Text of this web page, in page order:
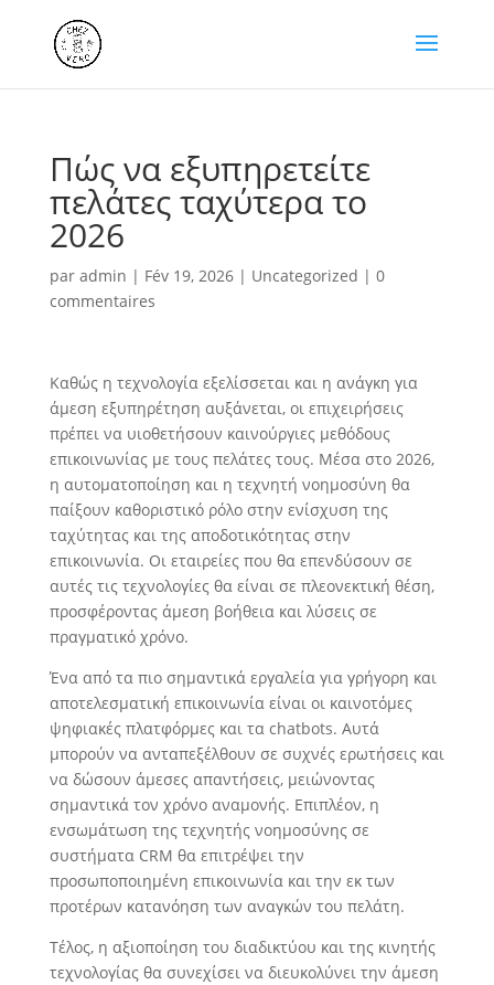
Πώς να εξυπηρετείτε
πελάτες ταχύτερα το
2026
par admin | Fév 19, 2026| Uncategorized | 0
commentaires
Καθώς η τεχνολογία εξελίσσεται και η ανάγκη για
άμεση εξυπηρέτηση αυξάνεται, οι επιχειρήσεις
πρέπει να υιοθετήσουν καινούργιες μεθόδους
επικοινωνίας με τους πελάτες τους. Μέσα στο 2026,
η αυτοματοποίηση και η τεχνητή νοημοσύνη θα
παίξουν καθοριστικό ρόλο στην ενίσχυση της
ταχύτητας και της αποδοτικότητας στην
επικοινωνία. Οι εταιρείες που θα επενδύσουν σε
αυτές τις τεχνολογίες θα είναι σε πλεονεκτική θέση,
προσφέροντας άμεση βοήθεια και λύσεις σε
πραγματικό χρόνο.
Ένα από τα πιο σημαντικά εργαλεία για γρήγορη και
αποτελεσματική επικοινωνία είναι οι καινοτόμες
ψηφιακές πλατφόρμες και τα chatbots. Αυτά
μπορούν να ανταπεξέλθουν σε συχνές ερωτήσεις και
να δώσουν άμεσες απαντήσεις, μειώνοντας
σημαντικά τον χρόνο αναμονής. Επιπλέον, η
ενσωμάτωση της τεχνητής νοημοσύνης σε
συστήματα CRM θα επιτρέψει την
προσωποποιημένη επικοινωνία και την εκ των
προτέρων κατανόηση των αναγκών του πελάτη.
Τέλος, η αξιοποίηση του διαδικτύου και της κινητής
τεχνολογίας θα συνεχίσει να διευκολύνει την άμεση